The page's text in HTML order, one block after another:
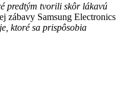
predtým tvorili skôr lákavú
zábavy Samsung Electronics
ktoré sa prispôsobia